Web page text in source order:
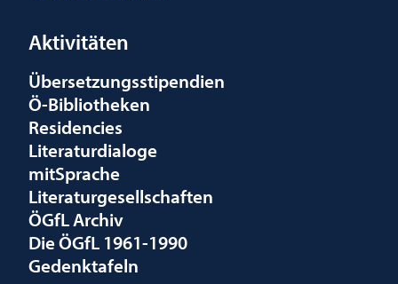
Aktivitäten
Übersetzungsstipendien
Ö-Bibliotheken
Residencies
Literaturdialoge
mitSprache
Literaturgesellschaften
ÖGfL Archiv
Die ÖGfL 1961-1990
Gedenktafeln